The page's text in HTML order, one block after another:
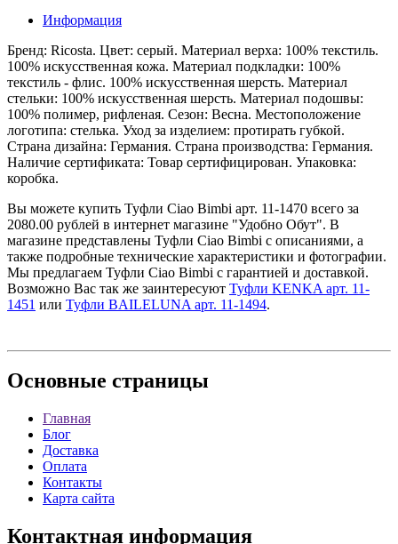
Информация
Бренд: Ricosta. Цвет: серый. Материал верха: 100% текстиль.
100% искусственная кожа. Материал подкладки: 100%
текстиль - флис. 100% искусственная шерсть. Материал
стельки: 100% искусственная шерсть. Материал подошвы:
100% полимер, рифленая. Сезон: Весна. Местоположение
логотипа: стелька. Уход за изделием: протирать губкой.
Страна дизайна: Германия. Страна производства: Германия.
Наличие сертификата: Товар сертифицирован. Упаковка:
коробка.
Вы можете купить Туфли Ciao Bimbi арт. 11-1470 всего за
2080.00 рублей в интернет магазине "Удобно Обут". В
магазине представлены Туфли Ciao Bimbi с описаниями, а
также подробные технические характеристики и фотографии.
Мы предлагаем Туфли Ciao Bimbi с гарантией и доставкой.
Возможно Вас так же заинтересуют Туфли KENKA арт. 11-
1451 или Туфли BAILELUNA арт. 11-1494.
Основные страницы
Главная
Блог
Доставка
Оплата
Контакты
Карта сайта
Контактная информация